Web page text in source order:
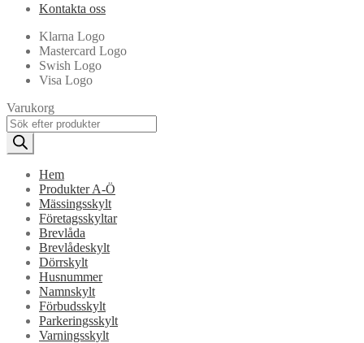
Kontakta oss
Klarna Logo
Mastercard Logo
Swish Logo
Visa Logo
Varukorg
Products
search
Hem
Produkter A-Ö
Mässingsskylt
Företagsskyltar
Brevlåda
Brevlådeskylt
Dörrskylt
Husnummer
Namnskylt
Förbudsskylt
Parkeringsskylt
Varningsskylt